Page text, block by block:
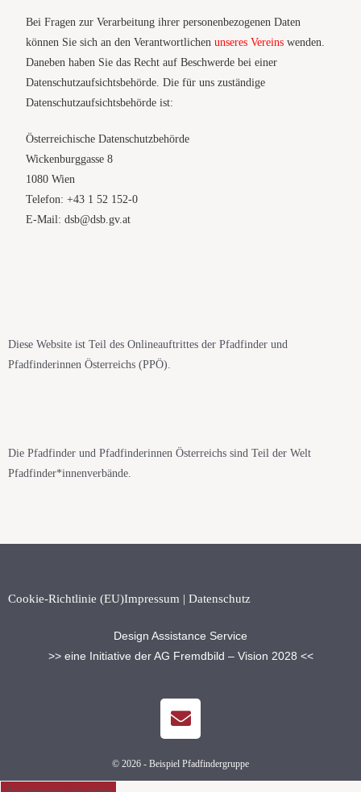
Bei Fragen zur Verarbeitung ihrer personenbezogenen Daten
können Sie sich an den Verantwortlichenunseres Vereins wenden.
Daneben haben Sie das Recht auf Beschwerde bei einer
Datenschutzaufsichtsbehörde. Die für uns zuständige
Datenschutzaufsichtsbehörde ist:
Österreichische Datenschutzbehörde
Wickenburggasse 8
1080 Wien
Telefon: +43 1 52 152-0
E-Mail: dsb@dsb.gv.at
Diese Website ist Teil des Onlineauftrittes der Pfadfinder und
Pfadfinderinnen Österreichs (PPÖ).
Die Pfadfinder und Pfadfinderinnen Österreichs sind Teil der Welt
Pfadfinder*innenverbände.
Cookie-Richtlinie (EU)Impressum | Datenschutz
Design Assistance Service
>> eine Initiative der AG Fremdbild – Vision 2028 <<
© 2026 - Beispiel Pfadfindergruppe